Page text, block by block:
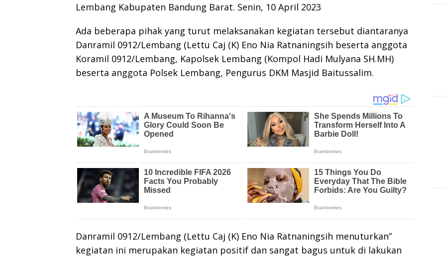
Lembang Kabupaten Bandung Barat. Senin, 10 April 2023
Ada beberapa pihak yang turut melaksanakan kegiatan tersebut diantaranya
Danramil 0912/Lembang (Lettu Caj (K) Eno Nia Ratnaningsih beserta anggota
Koramil 0912/Lembang, Kapolsek Lembang (Kompol Hadi Mulyana SH.MH)
beserta anggota Polsek Lembang, Pengurus DKM Masjid Baitussalim.
Danramil 0912/Lembang (Lettu Caj (K) Eno Nia Ratnaningsih menuturkan”
kegiatan ini merupakan kegiatan positif dan sangat bagus untuk di lakukan